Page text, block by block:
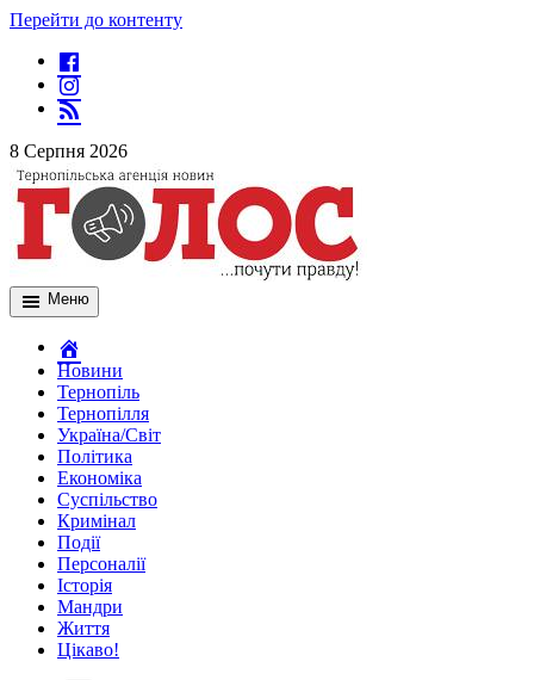
Перейти до контенту
8 Серпня 2026
Меню
Новини
Тернопіль
Тернопілля
Україна/Світ
Політика
Економіка
Суспільство
Кримінал
Події
Персоналії
Історія
Мандри
Життя
Цікаво!